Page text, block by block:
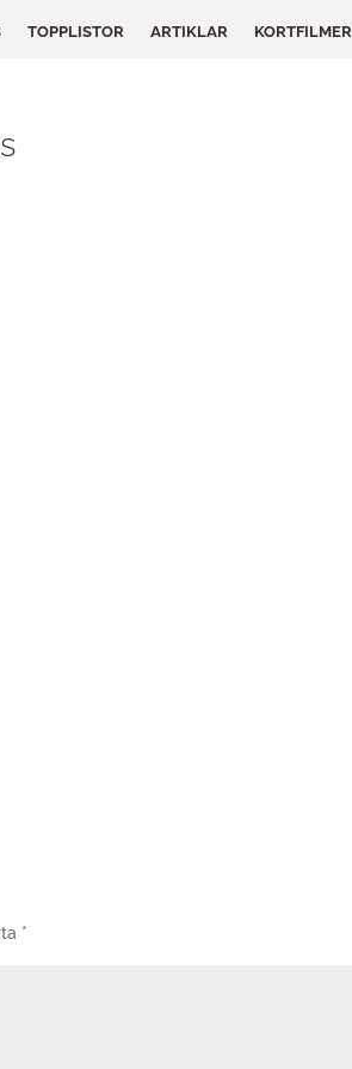
TOPPLISTOR ARTIKLAR KORTFILMER
*